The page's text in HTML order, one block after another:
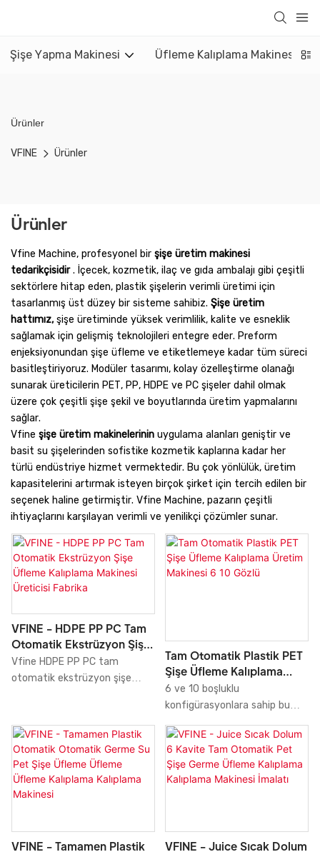
Şişe Yapma Makinesi Üfleme Kalıplama Makinesi
Ürünler
VFINE Ürünler
Ürünler
Vfine Machine, profesyonel bir şişe üretim makinesi
tedarikçisidir. İçecek, kozmetik, ilaç ve gıda ambalajı gibi çeşitli
sektörlere hitap eden, plastik şişelerin verimli üretimi için
tasarlanmış üst düzey bir sisteme sahibiz. Şişe üretim
hattımız, şişe üretiminde yüksek verimlilik, kalite ve esneklik
sağlamak için gelişmiş teknolojileri entegre eder. Preform
enjeksiyonundan şişe üfleme ve etiketlemeye kadar tüm süreci
basitleştiriyoruz. Modüler tasarımı, kolay özelleştirme olanağı
sunarak üreticilerin PET, PP, HDPE ve PC şişeler dahil olmak
üzere çok çeşitli şişe şekil ve boyutlarında üretim yapmalarını
sağlar.
Vfine şişe üretim makinelerinin uygulama alanları geniştir ve
basit su şişelerinden sofistike kozmetik kaplarına kadar her
türlü endüstriye hizmet vermektedir. Bu çok yönlülük, üretim
kapasitelerini artırmak isteyen birçok şirket için tercih edilen bir
seçenek haline getirmiştir. Vfine Machine, pazarın çeşitli
ihtiyaçlarını karşılayan verimli ve yenilikçi çözümler sunar.
VFINE - HDPE PP PC Tam
Otomatik Ekstrüzyon Şişe
Üfleme Kalıplama Makinesi
Üreticisi Fabrika
Vfine HDPE PP PC tam
otomatik ekstrüzyon şişe
verimli ve hassas bir üretim
çözümüdür. HDPE şişe üretim
makinesi tamamen servo
kontrollüdür, bu da kullanımı
kolaylaştırır ve tüm ayarlara
hızlı ve güvenilir şişe üretimi
Tam Otomatik Plastik PET
Şişe Üfleme Kalıplama
Üretim Makinesi 6 10 Gözlü
6 ve 10 boşluklu
konfigürasyonlara sahip bu
makinesi, olgunlaşmış iki
aşamalı germe şişirme
teknolojisini kullanmaktadır.
VFINE - Tamamen Plastik
VFINE - Juice Sıcak Dolum